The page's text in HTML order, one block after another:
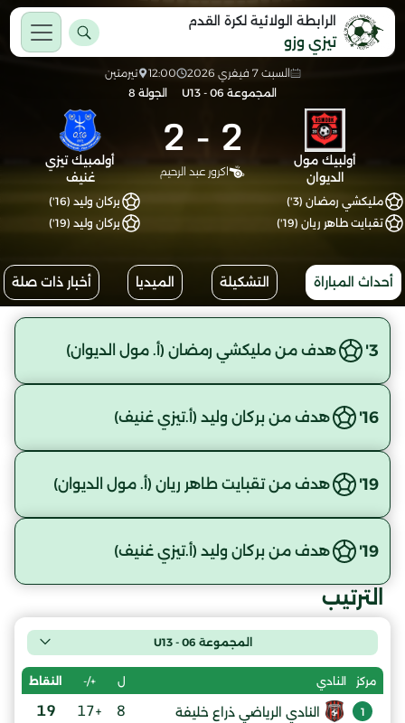
الرابطة الولائية لكرة القدم
تيزي وزو
السبت 7 فيفري 2026 12:00
تيرمتين
المجموعة 06 - U13
الجولة 8
أولبيك مول
الديوان
2
-
2
اكرور عبد الرحيم
أولمبيك تيزي
غنيف
مليكشي رمضان (3')
تقبايت طاهر ريان (19')
بركان وليد (16')
بركان وليد (19')
أحداث المباراة التشكيلة الميديا أخبار ذات صلة
3' هدف من مليكشي رمضان (أ. مول الديوان)
16' هدف من بركان وليد (أ.تيزي غنيف)
19' هدف من تقبايت طاهر ريان (أ. مول الديوان)
19' هدف من بركان وليد (أ.تيزي غنيف)
الترتيب
المجموعة 06 - U13
مركز النادي ل +/- النقاط
1 النادي الرياضي ذراع خليفة 8
+17
19